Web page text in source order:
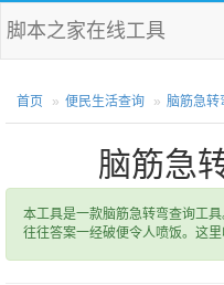
脚本之家在线工具
首页 便民生活查询 脑筋急转
脑筋急
本工具是一款脑筋急转弯查询工
往往答案一经破便令人喷饭。这